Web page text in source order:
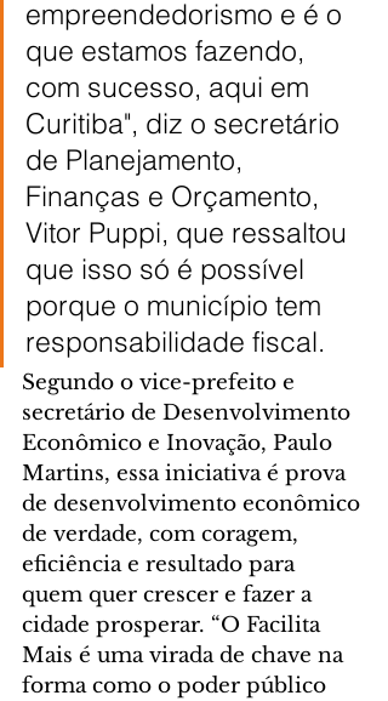
empreendedorismo e é o
que estamos fazendo,
com sucesso, aqui em
Curitiba", diz o secretário
de Planejamento,
Finanças e Orçamento,
Vitor Puppi, que ressaltou
que isso só é possível
porque o município tem
responsabilidade fiscal.
Segundo o vice-prefeito e
secretário de Desenvolvimento
Econômico e Inovação, Paulo
Martins, essa iniciativa é prova
de desenvolvimento econômico
de verdade, com coragem,
eficiência e resultado para
quem quer crescer e fazer a
cidade prosperar. “O Facilita
Mais é uma virada de chave na
forma como o poder público